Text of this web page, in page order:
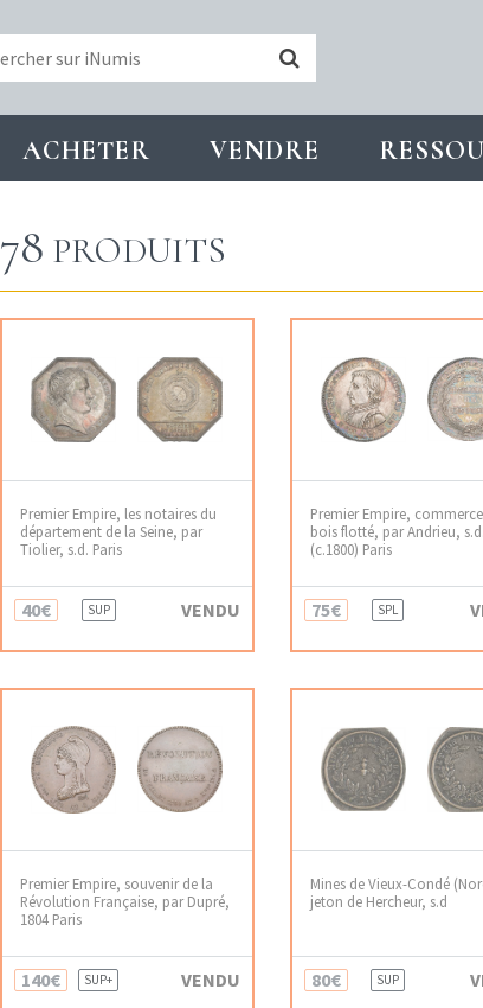
ACHETER VENDRE
78 PRODUITS
Premier Empire, les notaires du
département de la Seine, par
Tiolier, s.d. Paris
40€ SUP VENDU
Premier Empire,
bois flotté, par Andrieu, s.d.
(c.1800) Paris
75€ SPL
Premier Empire, souvenir de la
Révolution Française, par Dupré,
1804 Paris
140€ SUP+ VENDU
Mines de Vieux-Condé
jeton de Hercheur, s.d
80€ SUP